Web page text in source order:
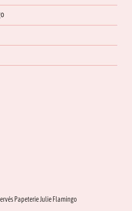
Papeterie Julie Flamingo